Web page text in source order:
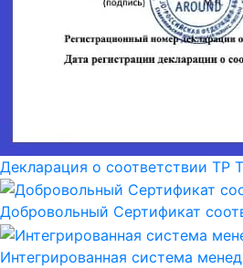
Декларация о соответствии ТР
Добровольный Сертификат
Интегрированная система